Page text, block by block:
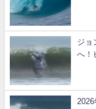
ジョ
へ！